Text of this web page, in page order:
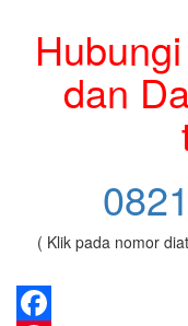
dan
( Klik pada nomor